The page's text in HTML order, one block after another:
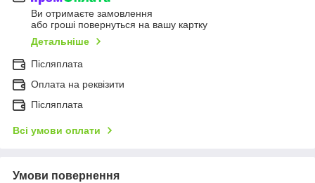
Ви отримаєте замовлення
або гроші повернуться на вашу картку
Детальніше
Післяплата
Оплата на реквізити
Післяплата
Всі умови оплати
Умови повернення